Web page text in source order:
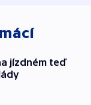
jízdném teď